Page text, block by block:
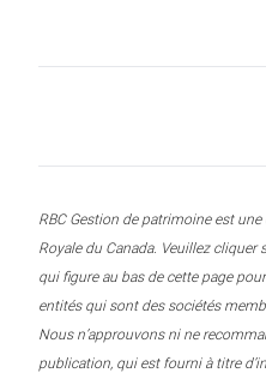
RBC Gestion de patrimoine est
Royale du Canada. Veuillez cliquer
qui figure au bas de cette page
entités qui sont des sociétés
Nous n’approuvons ni ne
publication, qui est fourni à titre